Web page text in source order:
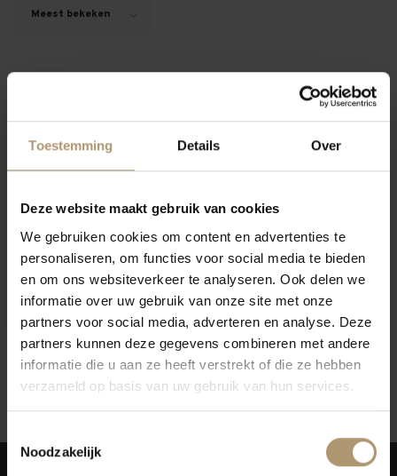
Toestemming Details Over
Deze website maakt gebruik van cookies
We gebruiken cookies om content en advertenties te
personaliseren, om functies voor social media te bieden
en om ons websiteverkeer te analyseren. Ook delen we
informatie over uw gebruik van onze site met onze
partners voor social media, adverteren en analyse. Deze
partners kunnen deze gegevens combineren met andere
informatie die u aan ze heeft verstrekt of die ze hebben
verzameld op basis van uw gebruik van hun services.
Noodzakelijk
Meest bekeken
9- hamersma
Bric Amel Langhe Bianco
€17,45
Toon: 12